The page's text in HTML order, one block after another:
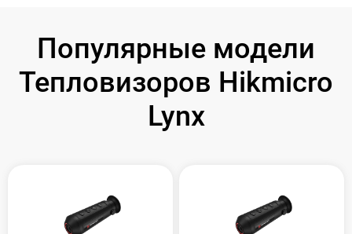
Популярные модели
Тепловизоров Hikmicro
Lynx